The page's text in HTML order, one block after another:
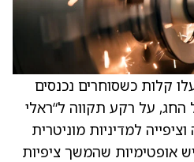
קלות כשסוחרים נכנסים
על רקע תקווה ל“ראלי
למדיניות מוניטרית
אופטימיות שהמשך ציפיות